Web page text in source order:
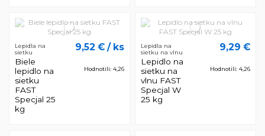
Lepidla na
sietku
Biele
lepidlo na
sietku
FAST
Specjal 25
kg
9,52 € / ks
Hodnotili: 4,26
Lepidla na
sietku na vlnu
Lepidlo na
sietku na
vlnu FAST
Specjal W
25 kg
9,29 €
Hodnotili: 4,26